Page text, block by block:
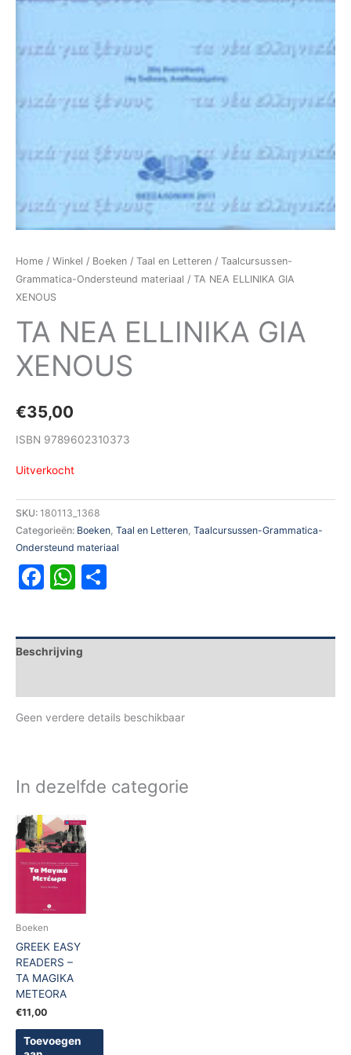
Home / Winkel / Boeken / Taal en Letteren / Taalcursussen-
Grammatica-Ondersteund materiaal / TA NEA ELLINIKA GIA
XENOUS
TA NEA ELLINIKA GIA
XENOUS
€35,00
ISBN 9789602310373
Uitverkocht
SKU: 180113_1368
Categorieën: Boeken, Taal en Letteren, Taalcursussen-Grammatica-
Ondersteund materiaal
Facebook
WhatsApp
Beschrijving
Geen verdere details beschikbaar
In dezelfde categorie
Boeken
GREEK EASY
READERS –
TA MAGIKA
METEORA
€11,00
Toevoegen